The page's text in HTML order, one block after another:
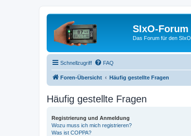
SIxO-Forum
Das Forum für den SIxO
Schnellzugriff FAQ
Foren-Übersicht Häufig gestellte Fragen
Häufig gestellte Fragen
Registrierung und Anmeldung
Wozu muss ich mich registrieren?
Was ist COPPA?